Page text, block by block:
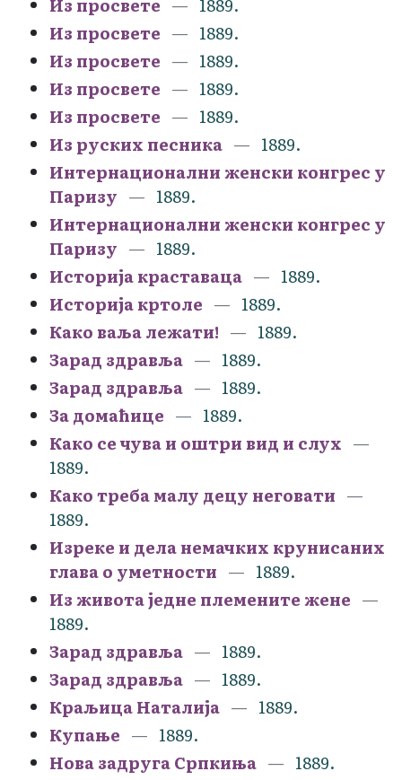
Из просвете
1889.
Из просвете
1889.
Из просвете
1889.
Из просвете
1889.
Из руских песника
1889.
Интернационални женски конгрес у
Паризу
1889.
Интернационални женски конгрес у
Паризу
1889.
Историја краставаца
1889.
Историја кртоле
1889.
Како ваља лежати!
1889.
Зарад здравља
1889.
Зарад здравља
1889.
За домаћице
1889.
Како се чува и оштри вид и слух
1889.
Како треба малу децу неговати
1889.
Изреке и дела немачких крунисаних
глава о уметности
1889.
Из живота једне племените жене
1889.
Зарад здравља
1889.
Зарад здравља
1889.
Краљица Наталија
1889.
Купање
1889.
Нова задруга Српкиња
1889.